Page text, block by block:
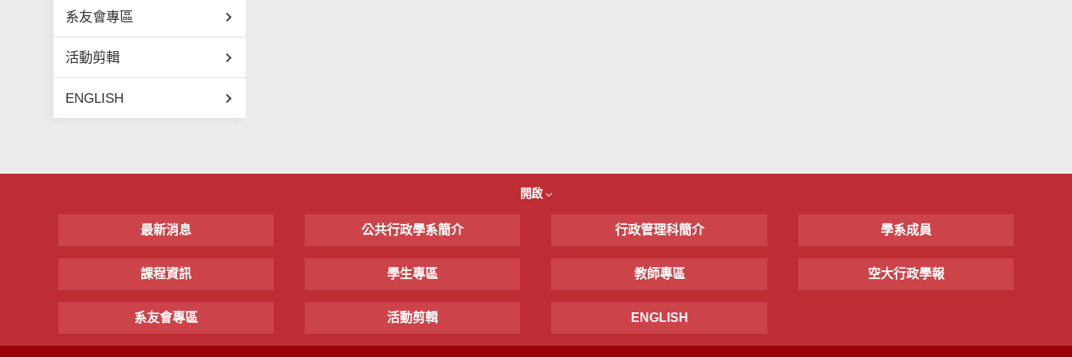
系友會專區
活動剪輯
ENGLISH
開啟
最新消息 公共行政學系簡介 行政管理科簡介 學系成員
課程資訊 學生專區 教師專區 空大行政學報
系友會專區 活動剪輯 ENGLISH